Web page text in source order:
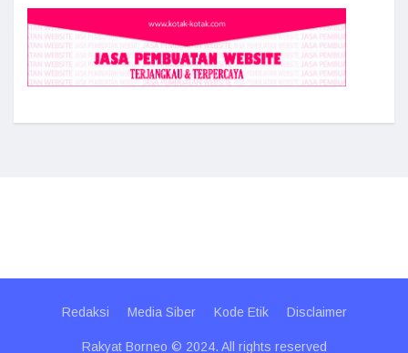
Redaksi Media Siber Kode Etik Disclaimer
Rakyat Borneo © 2024. All rights reserved